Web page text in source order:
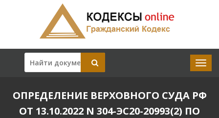
ОПРЕДЕЛЕНИЕ ВЕРХОВНОГО СУДА РФ
ОТ 13.10.2022 N 304-ЭС20-20993(2) ПО